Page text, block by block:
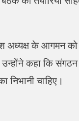
अध्यक्ष के आगमन
उन्होंने कहा कि
निभानी चाहिए।